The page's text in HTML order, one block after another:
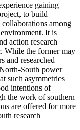
gaining
to build
among
It is
action research
While the former may
and researched
South power
such asymmetries
intentions of
the work of southern
are offered for more
research